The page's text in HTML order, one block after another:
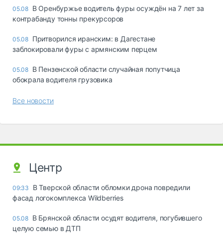
05.08 В Оренбуржье водитель фуры осуждён на 7 лет за
контрабанду тонны прекурсоров
05.08 Притворился иранским: в Дагестане
заблокировали фуры с армянским перцем
05.08 В Пензенской области случайная попутчица
обокрала водителя грузовика
Все новости
Центр
09:33
В Тверской области обломки дрона повредили
фасад логокомплекса Wildberries
05.08 В Брянской области осудят водителя, погубившего
целую семью в ДТП